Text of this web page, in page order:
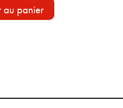
au panier